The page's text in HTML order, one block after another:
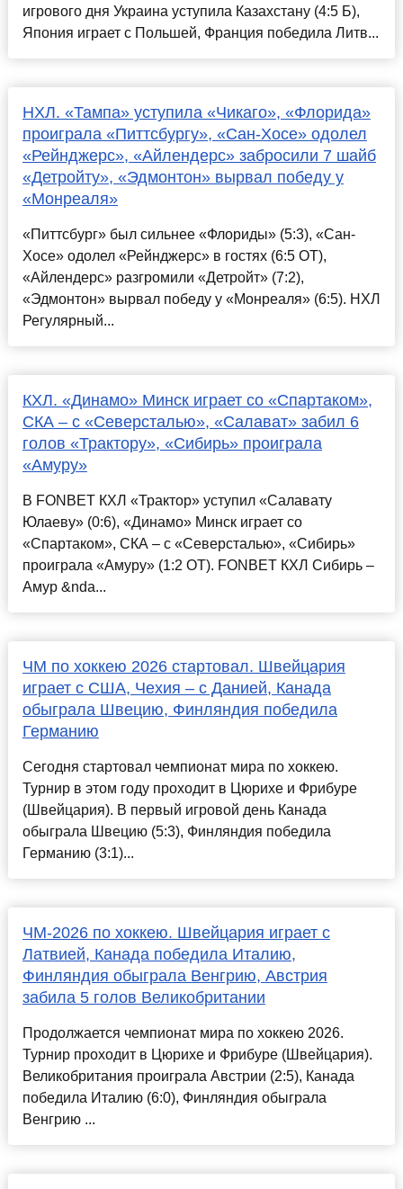
игрового дня Украина уступила Казахстану (4:5 Б),
Япония играет с Польшей, Франция победила Литв...
НХЛ. «Тампа» уступила «Чикаго», «Флорида»
проиграла «Питтсбургу», «Сан-Хосе» одолел
«Рейнджерс», «Айлендерс» забросили 7 шайб
«Детройту», «Эдмонтон» вырвал победу у
«Монреаля»
«Питтсбург» был сильнее «Флориды» (5:3), «Сан-
Хосе» одолел «Рейнджерс» в гостях (6:5 ОТ),
«Айлендерс» разгромили «Детройт» (7:2),
«Эдмонтон» вырвал победу у «Монреаля» (6:5). НХЛ
Регулярный...
КХЛ. «Динамо» Минск играет со «Спартаком»,
СКА – с «Северсталью», «Салават» забил 6
голов «Трактору», «Сибирь» проиграла
«Амуру»
В FONBET КХЛ «Трактор» уступил «Салавату
Юлаеву» (0:6), «Динамо» Минск играет со
«Спартаком», СКА – с «Северсталью», «Сибирь»
проиграла «Амуру» (1:2 ОТ). FONBET КХЛ Сибирь –
Амур &nda...
ЧМ по хоккею 2026 стартовал. Швейцария
играет с США, Чехия – с Данией, Канада
обыграла Швецию, Финляндия победила
Германию
Сегодня стартовал чемпионат мира по хоккею.
Турнир в этом году проходит в Цюрихе и Фрибуре
(Швейцария). В первый игровой день Канада
обыграла Швецию (5:3), Финляндия победила
Германию (3:1)...
ЧМ-2026 по хоккею. Швейцария играет с
Латвией, Канада победила Италию,
Финляндия обыграла Венгрию, Австрия
забила 5 голов Великобритании
Продолжается чемпионат мира по хоккею 2026.
Турнир проходит в Цюрихе и Фрибуре (Швейцария).
Великобритания проиграла Австрии (2:5), Канада
победила Италию (6:0), Финляндия обыграла
Венгрию ...